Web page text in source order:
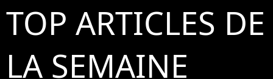
TOP ARTICLES DE
LA SEMAINE